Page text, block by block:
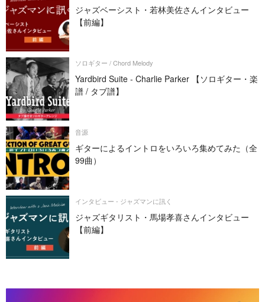
ジャズベーシスト・若林美佐さんインタビュー
【前編】
ソロギター / Chord Melody
Yardbird Suite - Charlie Parker 【ソロギター・楽
譜 / タブ譜】
音源
ギターによるイントロをいろいろ集めてみた（全
99曲）
インタビュー - ジャズマンに訊く
ジャズギタリスト・馬場孝喜さんインタビュー
【前編】